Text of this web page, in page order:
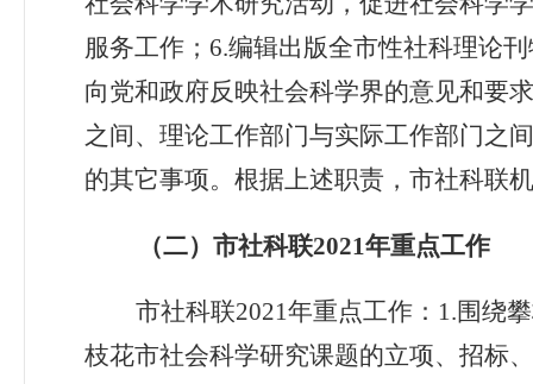
服务工作；6.编辑出版全市性社科理论
向党和政府反映社会科学界的意见和要
之间、理论工作部门与实际工作部门之
的其它事项。根据上述职责，市社科联
（二）市社科联2021年重点工作
市社科联2021年重点工作： 1.围绕
枝花市社会科学研究课题的立项、招标